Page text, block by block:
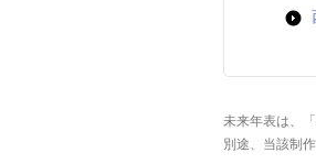
未来年表は、
別途、当該制